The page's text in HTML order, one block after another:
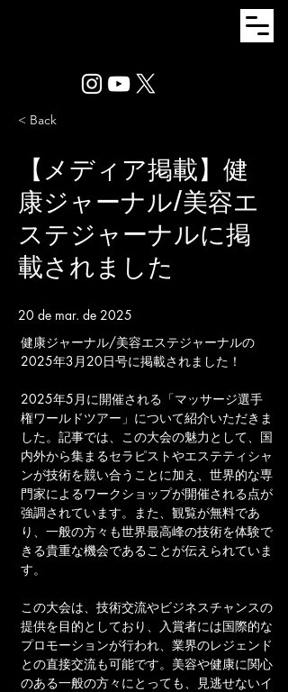
< Back
【メディア掲載】健
康ジャーナル/美容エ
ステジャーナルに掲
載されました
20 de mar. de 2025
健康ジャーナル/美容エステジャーナルの
2025年3月20日号に掲載されました！
2025年5月に開催される「マッサージ選手
権ワールドツアー」について紹介いただきま
した。記事では、この大会の魅力として、国
内外から集まるセラピストやエステティシャ
ンが技術を競い合うことに加え、世界的な専
門家によるワークショップが開催される点が
強調されています。また、観覧が無料であ
り、一般の方々も世界最高峰の技術を体験で
きる貴重な機会であることが伝えられていま
す。
この大会は、技術交流やビジネスチャンスの
提供を目的としており、入賞者には国際的な
プロモーションが行われ、業界のレジェンド
との直接交流も可能です。美容や健康に関心
のある一般の方々にとっても、見逃せないイ